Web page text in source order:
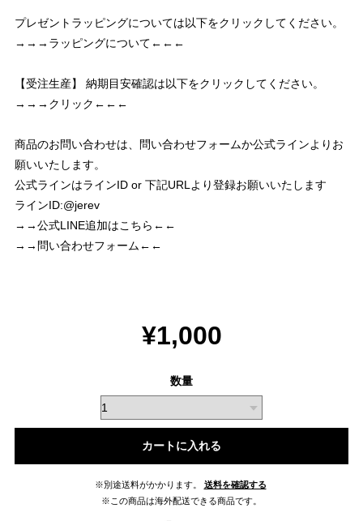
プレゼントラッピングについては以下をクリックしてください。
→→→ラッピングについて←←←
【受注生産】 納期目安確認は以下をクリックしてください。
→→→クリック←←←
商品のお問い合わせは、問い合わせフォームか公式ラインよりお
願いいたします。
公式ラインはラインID or 下記URLより登録お願いいたします
ラインID:@jerev
→→公式LINE追加はこちら←←
→→問い合わせフォーム←←
¥1,000
数量
カートに入れる
※別途送料がかかります。
送料を確認する
※この商品は海外配送できる商品です。